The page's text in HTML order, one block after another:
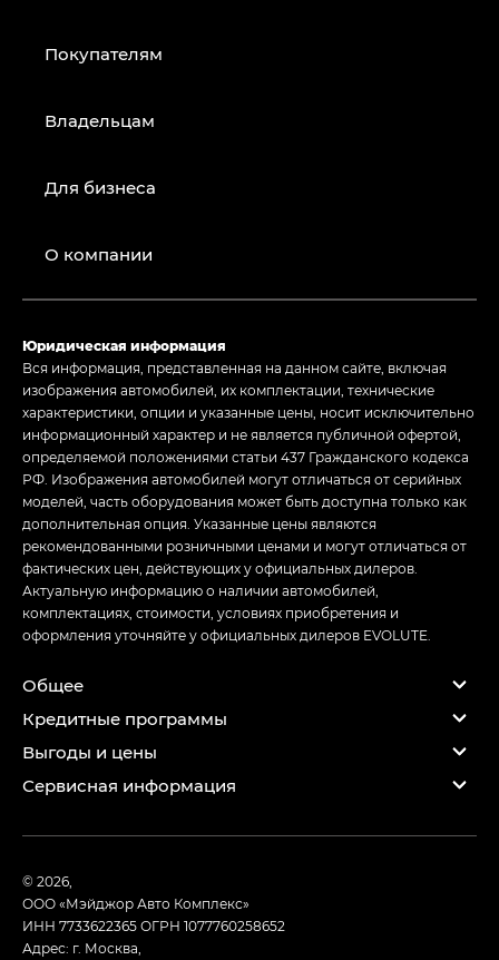
Покупателям
Владельцам
Для бизнеса
О компании
Юридическая информация
Вся информация, представленная на данном сайте, включая
изображения автомобилей, их комплектации, технические
характеристики, опции и указанные цены, носит исключительно
информационный характер и не является публичной офертой,
определяемой положениями статьи 437 Гражданского кодекса
РФ. Изображения автомобилей могут отличаться от серийных
моделей, часть оборудования может быть доступна только как
дополнительная опция. Указанные цены являются
рекомендованными розничными ценами и могут отличаться от
фактических цен, действующих у официальных дилеров.
Актуальную информацию о наличии автомобилей,
комплектациях, стоимости, условиях приобретения и
оформления уточняйте у официальных дилеров EVOLUTE.
Общее
Кредитные программы
Выгоды и цены
Сервисная информация
© 2026,
ООО «Мэйджор Авто Комплекс»
ИНН 7733622365ОГРН 1077760258652
Адрес: г. Москва,